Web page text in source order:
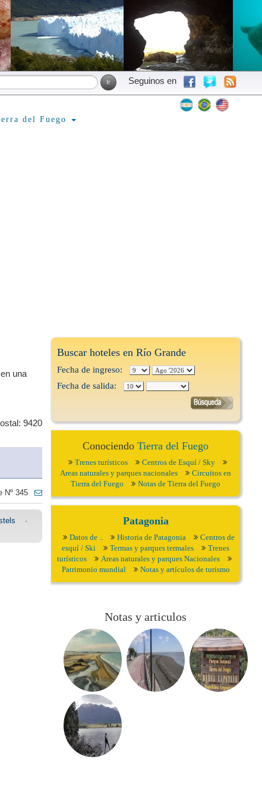
Seguinos en
del Fuego
una
9420
Nº 345
·
Buscar hoteles en Río Grande
Fecha de ingreso:
Fecha de salida:
ConociendoTierra del Fuego
Trenes turísticos
Centros de Esquí / Sky
Areas naturales y parques nacionales
Circuitos en
Tierra del Fuego
Notas de Tierra del Fuego
Patagonia
Datos de .. Historia de Patagonia
Centros de
esquí / Ski
Termas y parques termales
Trenes
turísticos
Areas naturales y parques Nacionales
Patrimonio mundial
Notas y artículos de turismo
Notas y articulos